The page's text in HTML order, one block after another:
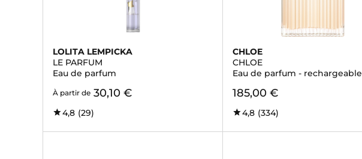
LOLITA LEMPICKA
LE PARFUM
Eau de parfum
À partir de 30,10 €
4,8 (29)
CHLOE
CHLOE
Eau de parfum - rechargeable
185,00 €
4,8 (334)